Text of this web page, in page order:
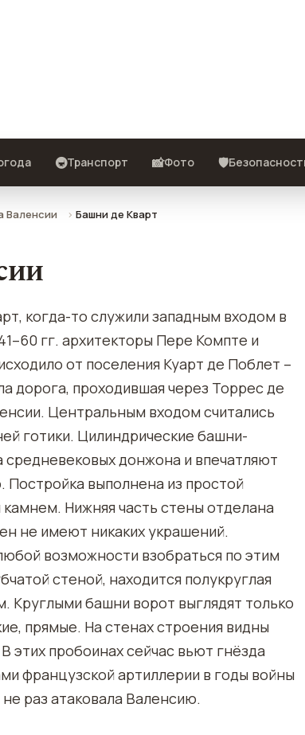
🚇Транспорт 📸Фото 🛡️
Валенсии
Башни де Кварт
когда-то служили западным входом в
гг. архитекторы Пере Компте и
от поселения Куарт де Поблет –
дорога, проходившая через Торрес де
Центральным входом считались
готики. Цилиндрические башни-
донжона и впечатляют
выполнена из простой
Нижняя часть стены отделана
не имеют никаких украшений.
возможности взобраться по этим
стеной, находится полукруглая
Круглыми башни ворот выглядят только
прямые. На стенах строения видны
пробоинах сейчас вьют гнёзда
французской артиллерии в годы войны
раз атаковала Валенсию.